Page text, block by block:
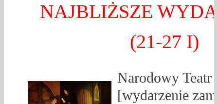
NAJBLIŻSZE
(21-27 I)
Narodowy Teatr
[wydarzenie